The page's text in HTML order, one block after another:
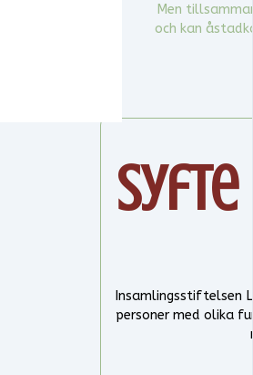
Men
och kan
Syfte
Insamlingsstiftelsen
personer med olika